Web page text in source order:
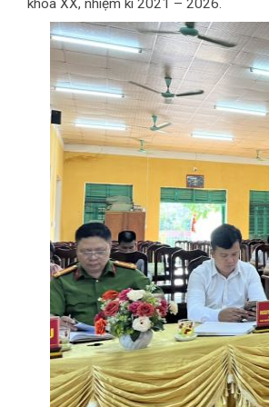
khóa XX, nhiệm kì 2021 – 2026.